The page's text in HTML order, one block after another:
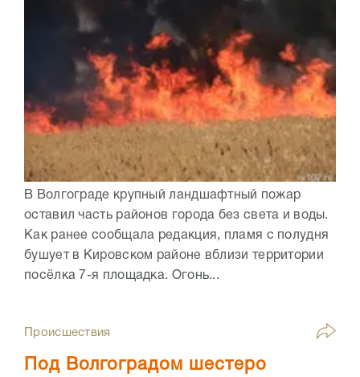
В Волгограде крупный ландшафтный пожар
оставил часть районов города без света и воды.
Как ранее сообщала редакция, пламя с полудня
бушует в Кировском районе вблизи территории
посёлка 7-я площадка. Огонь...
Происшествия
Под Волгоградом шестеро